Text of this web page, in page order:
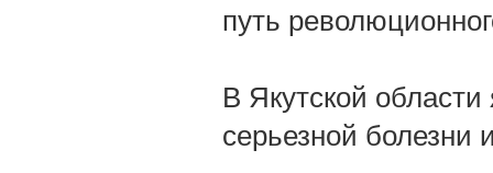
путь
В Якутской
серьезной болезни